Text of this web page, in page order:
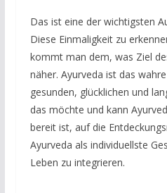
Das ist eine der wichtigsten
Diese Einmaligkeit zu
kommt man dem, was Ziel
näher. Ayurveda ist das
gesunden, glücklichen und
das möchte und kann
bereit ist, auf die
Ayurveda als individuellste
Leben zu integrieren.